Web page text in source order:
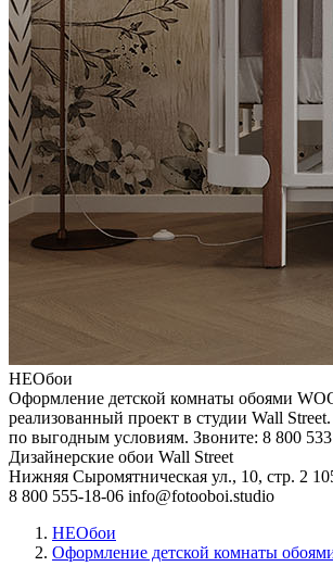
НЕОбои
Оформление детской комнаты обоями
реализованный проект в студии Wall
по выгодным условиям. Звоните: 8 800
Дизайнерские обои Wall Street
Нижняя Сыромятническая ул., 10, стр. 2
8 800 555-18-06 info@fotooboi.studio
НЕОбои
Оформление детской комнаты